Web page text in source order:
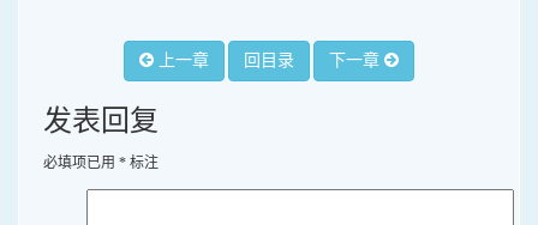
上一章 回目录 下一章
发表回复
必填项已用 * 标注